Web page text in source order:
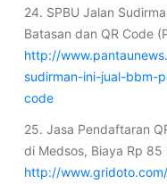
24. SPBU Jalan
Batasan dan QR Code
http://
sudirman-ini-jual-bbm-
code
25. Jasa Pendaftaran
di Medsos, Biaya Rp 85
http://